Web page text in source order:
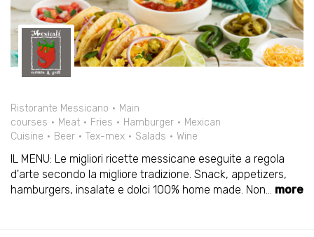
Ristorante Messicano
Main
courses
Meat Fries Hamburger
Mexican
Cuisine
Beer Tex-mex Salads Wine
IL MENU: Le migliori ricette messicane eseguite a regola
d'arte secondo la migliore tradizione. Snack, appetizers,
hamburgers, insalate e dolci 100% home made. Non... more